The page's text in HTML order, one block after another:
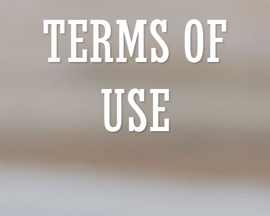
TERMS OF
USE